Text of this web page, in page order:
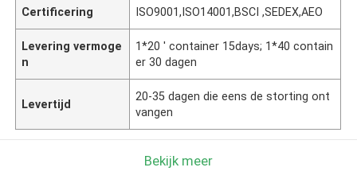
Certificering ISO9001,ISO14001,BSCI ,SEDEX,AEO
Levering vermoge
n
1*20 ' container 15days; 1*40 contain
er 30 dagen
Levertijd
20-35 dagen die eens de storting ont
vangen
Bekijk meer